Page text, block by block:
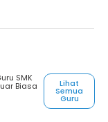
SMK
Biasa Lihat
Semua
Guru